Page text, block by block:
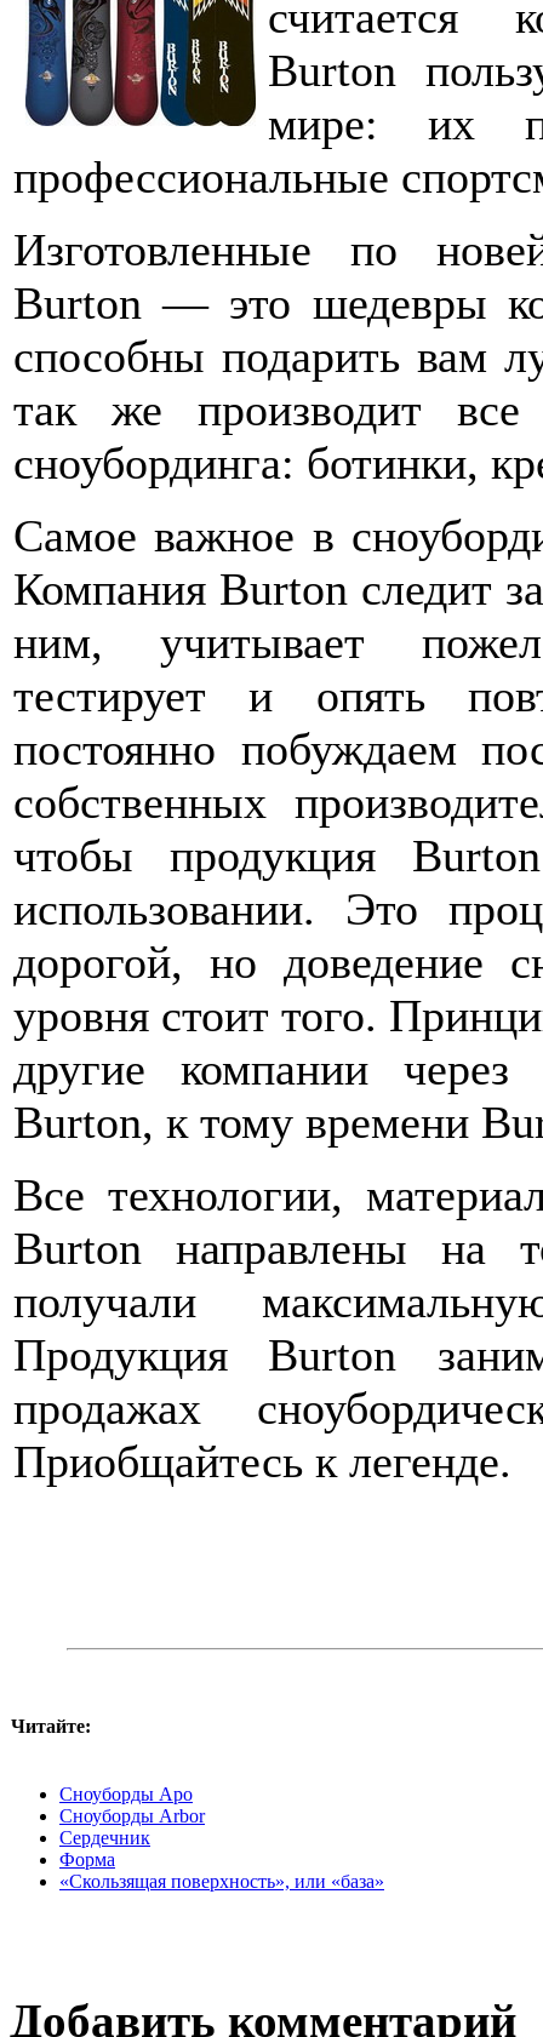
считается
Burton
мире: их
профессиональные
Изготовленные по
Burton — это шедевры
способны подарить вам
так же производит все
сноубординга: ботинки,
Самое важное в
Компания Burton следит
ним, учитывает
тестирует и опять
постоянно побуждаем
собственных
чтобы продукция
использовании. Это
дорогой, но доведение
уровня стоит того.
другие компании через
Burton, к тому времени
Все технологии,
Burton направлены на
получали
Продукция Burton
продажах
Приобщайтесь к легенде.
Читайте:
Сноуборды Apo
Сноуборды Arbor
Сердечник
Форма
«Скользящая поверхность», или «база»
Добавить комментарий